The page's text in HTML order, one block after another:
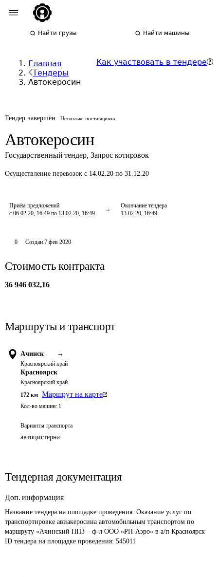
Найти грузы Найти машины
Главная
Тендеры
Автокеросин
Как участвовать в тендере
Тендер завершён Несколько поставщиков
Автокеросин
Государственный тендер, Запрос котировок
Осуществление перевозок с 14.02.20 по 31.12.20
Приём предложений
с 06.02.20, 16:49 по 13.02.20, 16:49
Окончание тендера
13.02.20, 16:49
0 Создан 7 фев 2020
Стоимость контракта
36 946 032,16
Маршруты и транспорт
Ачинск →
Красноярский край
Красноярск
Красноярский край
172 км Маршрут на карте
Кол-во машин: 1
Варианты транспорта
автоцистерна
Тендерная документация
Доп. информация
Название тендера на площадке проведения: Оказание услуг по
транспортировке авиакеросина автомобильным транспортом по
маршруту «Ачинский НПЗ – ф-л ООО «РН-Аэро» в а/п Красноярск
ID тендера на площадке проведения: 545011